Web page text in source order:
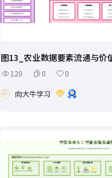
图13_农业数据要素流通与价
120 0
0
向大牛学习